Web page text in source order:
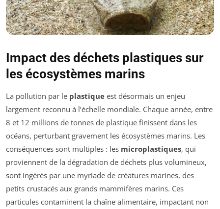
Impact des déchets plastiques sur
les écosystèmes marins
La pollution par le plastique est désormais un enjeu
largement reconnu à l’échelle mondiale. Chaque année, entre
8 et 12 millions de tonnes de plastique finissent dans les
océans, perturbant gravement les écosystèmes marins. Les
conséquences sont multiples : les microplastiques, qui
proviennent de la dégradation de déchets plus volumineux,
sont ingérés par une myriade de créatures marines, des
petits crustacés aux grands mammifères marins. Ces
particules contaminent la chaîne alimentaire, impactant non